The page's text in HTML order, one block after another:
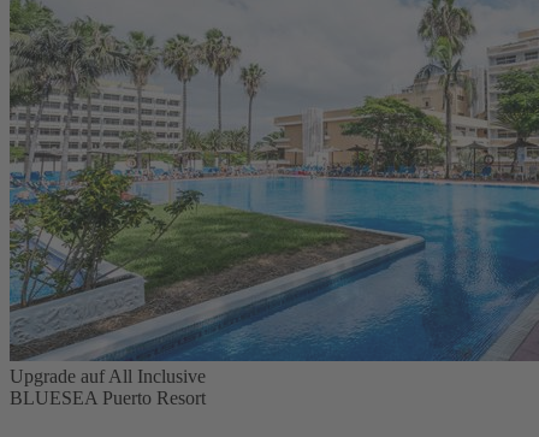
Upgrade auf All Inclusive
BLUESEA Puerto Resort